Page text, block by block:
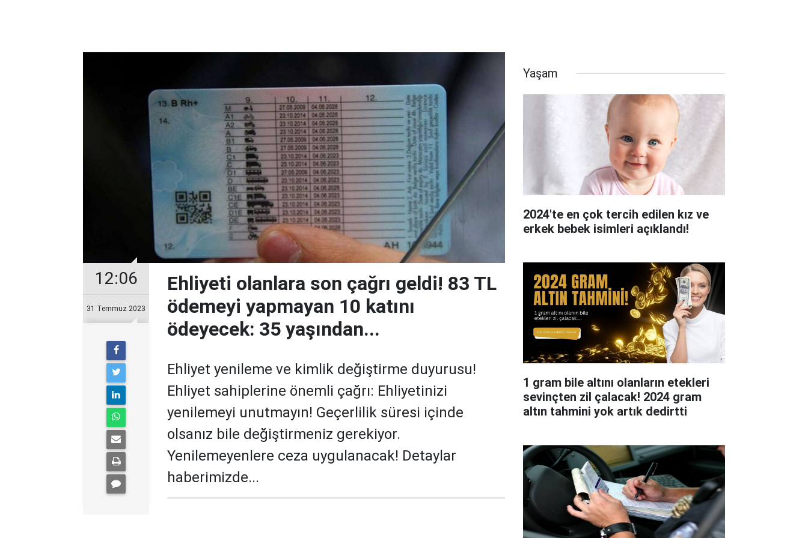
12:06
31 Temmuz 2023
Ehliyeti olanlara son çağrı geldi! 83 TL
ödemeyi yapmayan 10 katını
ödeyecek: 35 yaşından...
Ehliyet yenileme ve kimlik değiştirme duyurusu!
Ehliyet sahiplerine önemli çağrı: Ehliyetinizi
yenilemeyi unutmayın! Geçerlilik süresi içinde
olsanız bile değiştirmeniz gerekiyor.
Yenilemeyenlere ceza uygulanacak! Detaylar
haberimizde...
Yaşam
2024'te en çok tercih edilen kız ve
erkek bebek isimleri açıklandı!
1 gram bile altını olanların etekleri
sevinçten zil çalacak! 2024 gram
altın tahmini yok artık dedirtti